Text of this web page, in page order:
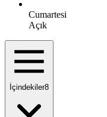
Cumartesi
Açık
İçindekiler8